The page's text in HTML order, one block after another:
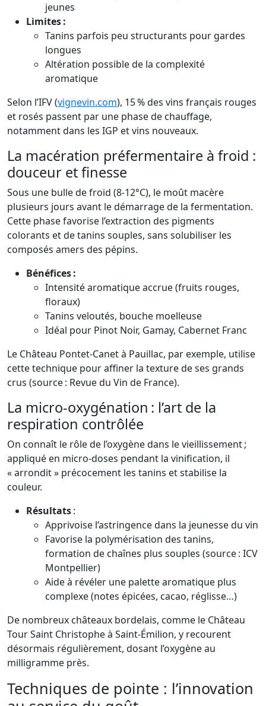
jeunes
Limites :
Tanins parfois peu structurants pour gardes
longues
Altération possible de la complexité
aromatique
Selon l’IFV (vignevin.com), 15 % des vins français rouges
et rosés passent par une phase de chauffage,
notamment dans les IGP et vins nouveaux.
La macération préfermentaire à froid :
douceur et finesse
Sous une bulle de froid (8-12°C), le moût macère
plusieurs jours avant le démarrage de la fermentation.
Cette phase favorise l’extraction des pigments
colorants et de tanins souples, sans solubiliser les
composés amers des pépins.
Bénéfices :
Intensité aromatique accrue (fruits rouges,
floraux)
Tanins veloutés, bouche moelleuse
Idéal pour Pinot Noir, Gamay, Cabernet Franc
Le Château Pontet-Canet à Pauillac, par exemple, utilise
cette technique pour affiner la texture de ses grands
crus (source : Revue du Vin de France).
La micro-oxygénation : l’art de la
respiration contrôlée
On connaît le rôle de l’oxygène dans le vieillissement ;
appliqué en micro-doses pendant la vinification, il
« arrondit » précocement les tanins et stabilise la
couleur.
Résultats:
Apprivoise l’astringence dans la jeunesse du vin
Favorise la polymérisation des tanins,
formation de chaînes plus souples (source : ICV
Montpellier)
Aide à révéler une palette aromatique plus
complexe (notes épicées, cacao, réglisse…)
De nombreux châteaux bordelais, comme le Château
Tour Saint Christophe à Saint-Émilion, y recourent
désormais régulièrement, dosant l’oxygène au
milligramme près.
Techniques de pointe : l’innovation